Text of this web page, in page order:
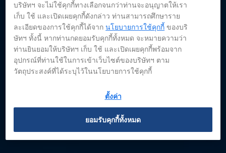
บทสัมภาษณ์ผู้บริหาร
บริษัทฯ จะไม่ใช้คุกกี้ทางเลือกจนกว่าท่านจะอนุญาตให้เรา
เก็บ ใช้ และเปิดเผยคุกกี้ดังกล่าว ท่านสามารถศึกษาราย
ละเอียดของการใช้คุกกี้ได้จากนโยบายการใช้คุกกี้ ของบริ
ษัทฯ ทั้งนี้ หากท่านกดยอมรับคุกกี้ทั้งหมด จะหมายความว่า
ท่านยินยอมให้บริษัทฯ เก็บ ใช้ และเปิดเผยคุกกี้พร้อมจาก
อุปกรณ์ที่ท่านใช้ในการเข้าเว็บไซต์ของบริษัทฯ ตาม
วัตถุประสงค์ที่ได้ระบุไว้ในนโยบายการใช้คุกกี้
ตั้งค่า
ยอมรับคุกกี้ทั้งหมด